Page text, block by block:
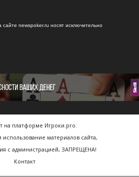
newspoker.ru носят исключительно
на платформе Игроки.pro.
использование материалов сайта,
с администрацией, ЗАПРЕЩЕНА!
Контакт